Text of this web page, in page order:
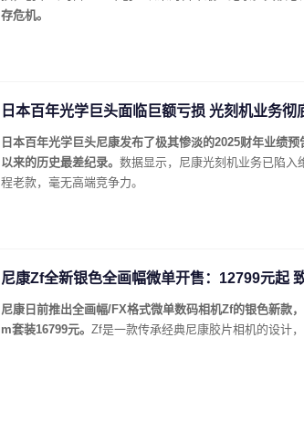
存危机。
日本百年光学巨头面临巨额亏损 光刻机业务彻
日本百年光学巨头尼康发布了极其惨淡的2025财年业绩
以来的历史最差纪录。 数据显示，尼康光刻机业务已陷入
程老款，毫无高端竞争力。
尼康Zf全新银色全画幅微单开售：12799元起
尼康日前推出全画幅/FX格式微单数码相机Zf的银色新款
m套装16799元。 Zf是一款传承经典尼康胶片相机的设计